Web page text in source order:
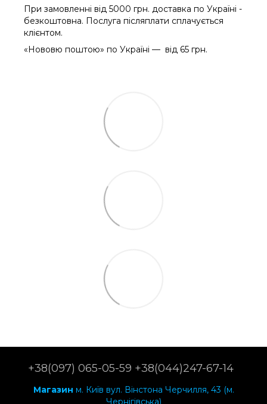
При замовленні від 5000 грн. доставка по Україні -
безкоштовна. Послуга післяплати сплачується
клієнтом.
«Нововю поштою» по Україні — від 65 грн.
+38(097) 065-05-59 +38(044)247-67-14
Магазин м. Київ вул. Вінстона Черчилля, 43 (м.
Чернігівська)